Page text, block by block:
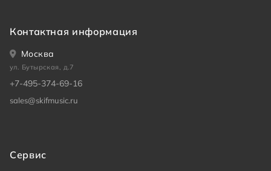
Контактная информация
Москва
ул. Бутырская, д.7
+7-495-374-69-16
sales@skifmusic.ru
Сервис